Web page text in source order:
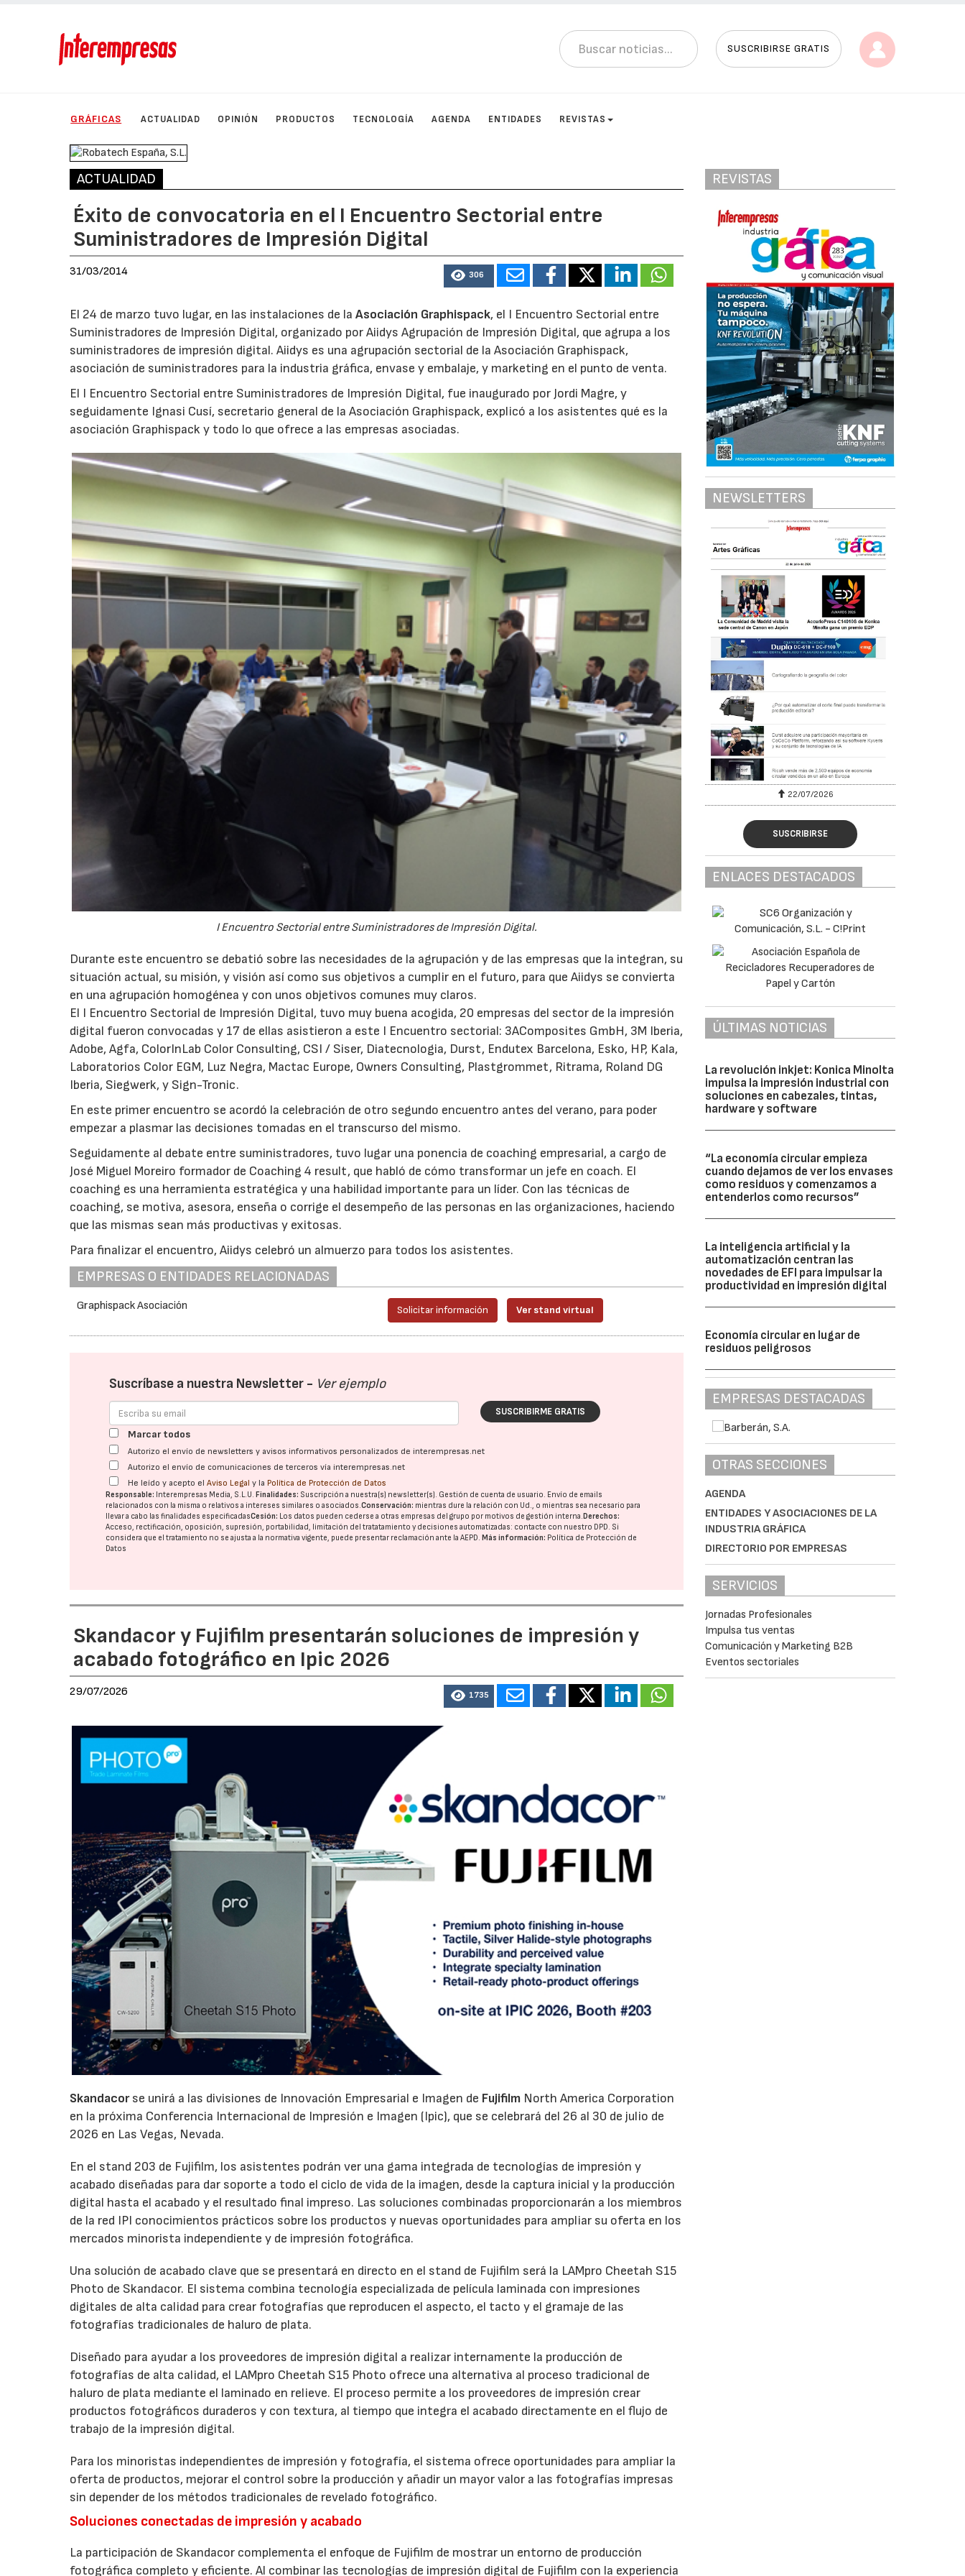
SUSCRIBIRSE GRATIS
GRÁFICAS ACTUALIDAD OPINIÓN PRODUCTOS TECNOLOGÍA AGENDA ENTIDADES REVISTAS
ACTUALIDAD
Éxito de convocatoria en el I Encuentro Sectorial entre
Suministradores de Impresión Digital
31/03/2014 306
El 24 de marzo tuvo lugar, en las instalaciones de laAsociación Graphispack, el I Encuentro Sectorial entre
Suministradores de Impresión Digital, organizado por Aiidys Agrupación de Impresión Digital, que agrupa a los
suministradores de impresión digital. Aiidys es una agrupación sectorial de la Asociación Graphispack,
asociación de suministradores para la industria gráfica, envase y embalaje, y marketing en el punto de venta.
El I Encuentro Sectorial entre Suministradores de Impresión Digital, fue inaugurado por Jordi Magre, y
seguidamente Ignasi Cusí, secretario general de la Asociación Graphispack, explicó a los asistentes qué es la
asociación Graphispack y todo lo que ofrece a las empresas asociadas.
I Encuentro Sectorial entre Suministradores de Impresión Digital.
Durante este encuentro se debatió sobre las necesidades de la agrupación y de las empresas que la integran, su
situación actual, su misión, y visión así como sus objetivos a cumplir en el futuro, para que Aiidys se convierta
en una agrupación homogénea y con unos objetivos comunes muy claros.
El I Encuentro Sectorial de Impresión Digital, tuvo muy buena acogida, 20 empresas del sector de la impresión
digital fueron convocadas y 17 de ellas asistieron a este I Encuentro sectorial: 3AComposites GmbH, 3M Iberia,
Adobe, Agfa, ColorInLab Color Consulting, CSI / Siser, Diatecnologia, Durst, Endutex Barcelona, Esko, HP, Kala,
Laboratorios Color EGM, Luz Negra, Mactac Europe, Owners Consulting, Plastgrommet, Ritrama, Roland DG
Iberia, Siegwerk, y Sign-Tronic.
En este primer encuentro se acordó la celebración de otro segundo encuentro antes del verano, para poder
empezar a plasmar las decisiones tomadas en el transcurso del mismo.
Seguidamente al debate entre suministradores, tuvo lugar una ponencia de coaching empresarial, a cargo de
José Miguel Moreiro formador de Coaching 4 result, que habló de cómo transformar un jefe en coach. El
coaching es una herramienta estratégica y una habilidad importante para un líder. Con las técnicas de
coaching, se motiva, asesora, enseña o corrige el desempeño de las personas en las organizaciones, haciendo
que las mismas sean más productivas y exitosas.
Para finalizar el encuentro, Aiidys celebró un almuerzo para todos los asistentes.
EMPRESAS O ENTIDADES RELACIONADAS
Graphispack Asociación Solicitar información Ver stand virtual
Suscríbase a nuestra Newsletter - Ver ejemplo
SUSCRIBIRME GRATIS
Marcar todos
Autorizo el envío de newsletters y avisos informativos personalizados de interempresas.net
Autorizo el envío de comunicaciones de terceros vía interempresas.net
He leído y acepto elAviso Legal y la Política de Protección de Datos
Responsable: Interempresas Media, S.L.U.Finalidades: Suscripción a nuestra(s) newsletter(s). Gestión de cuenta de usuario. Envío de emails
relacionados con la misma o relativos a intereses similares o asociados.Conservación: mientras dure la relación con Ud., o mientras sea necesario para
llevar a cabo las finalidades especificadasCesión: Los datos pueden cederse a otras empresas del grupo por motivos de gestión interna.Derechos:
Acceso, rectificación, oposición, supresión, portabilidad, limitación del tratatamiento y decisiones automatizadas: contacte con nuestro DPD. Si
considera que el tratamiento no se ajusta a la normativa vigente, puede presentar reclamación ante laAEPD.Más información: Política de Protección de
Datos
Skandacor y Fujifilm presentarán soluciones de impresión y
acabado fotográfico en Ipic 2026
29/07/2026 1735
Skandacorse unirá a las divisiones de Innovación Empresarial e Imagen de Fujifilm North America Corporation
en la próxima Conferencia Internacional de Impresión e Imagen (Ipic), que se celebrará del 26 al 30 de julio de
2026 en Las Vegas, Nevada.
En el stand 203 de Fujifilm, los asistentes podrán ver una gama integrada de tecnologías de impresión y
acabado diseñadas para dar soporte a todo el ciclo de vida de la imagen, desde la captura inicial y la producción
digital hasta el acabado y el resultado final impreso. Las soluciones combinadas proporcionarán a los miembros
de la red IPI conocimientos prácticos sobre los productos y nuevas oportunidades para ampliar su oferta en los
mercados minorista independiente y de impresión fotográfica.
Una solución de acabado clave que se presentará en directo en el stand de Fujifilm será la LAMpro Cheetah S15
Photo de Skandacor. El sistema combina tecnología especializada de película laminada con impresiones
digitales de alta calidad para crear fotografías que reproducen el aspecto, el tacto y el gramaje de las
fotografías tradicionales de haluro de plata.
Diseñado para ayudar a los proveedores de impresión digital a realizar internamente la producción de
fotografías de alta calidad, el LAMpro Cheetah S15 Photo ofrece una alternativa al proceso tradicional de
haluro de plata mediante el laminado en relieve. El proceso permite a los proveedores de impresión crear
productos fotográficos duraderos y con textura, al tiempo que integra el acabado directamente en el flujo de
trabajo de la impresión digital.
Para los minoristas independientes de impresión y fotografía, el sistema ofrece oportunidades para ampliar la
oferta de productos, mejorar el control sobre la producción y añadir un mayor valor a las fotografías impresas
sin depender de los métodos tradicionales de revelado fotográfico.
Soluciones conectadas de impresión y acabado
La participación de Skandacor complementa el enfoque de Fujifilm de mostrar un entorno de producción
fotográfica completo y eficiente. Al combinar las tecnologías de impresión digital de Fujifilm con la experiencia
REVISTAS
NEWSLETTERS
22/07/2026 29/07/2026 22/07/2026
SUSCRIBIRSE
ENLACES DESTACADOS
ÚLTIMAS NOTICIAS
La revolución inkjet: Konica Minolta
impulsa la impresión industrial con
soluciones en cabezales, tintas,
hardware y software
“La economía circular empieza
cuando dejamos de ver los envases
como residuos y comenzamos a
entenderlos como recursos”
La inteligencia artificial y la
automatización centran las
novedades de EFI para impulsar la
productividad en impresión digital
Economía circular en lugar de
residuos peligrosos
EMPRESAS DESTACADAS
OTRAS SECCIONES
AGENDA
ENTIDADES Y ASOCIACIONES DE LA
INDUSTRIA GRÁFICA
DIRECTORIO POR EMPRESAS
SERVICIOS
Jornadas Profesionales
Impulsa tus ventas
Comunicación y Marketing B2B
Eventos sectoriales